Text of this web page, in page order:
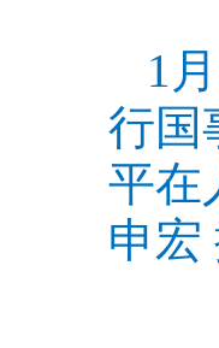
1
行国
平在
申宏